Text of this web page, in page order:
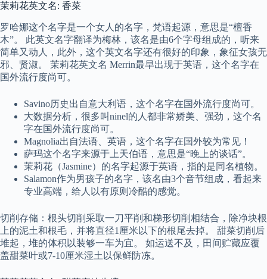
茉莉花英文名: 香菜
罗哈娜这个名字是一个女人的名字，梵语起源，意思是“檀香
木”。 此英文名字翻译为梅林，该名是由6个字母组成的，听来
简单又动人，此外，这个英文名字还有很好的印象，象征女孩无
邪、贤淑。 茉莉花英文名 Merrin最早出现于英语，这个名字在
国外流行度尚可。
Savino历史出自意大利语，这个名字在国外流行度尚可。
大数据分析，很多叫ninel的人都非常娇美、强劲，这个名
字在国外流行度尚可。
Magnolia出自法语、英语，这个名字在国外较为常见！
萨玛这个名字来源于上天伯语，意思是“晚上的谈话”。
茉莉花（Jasmine）的名字起源于英语，指的是同名植物。
Salamon作为男孩子的名字，该名由3个音节组成，看起来
专业高端，给人以有原则冷酷的感觉。
切削存储：根头切削采取一刀平削和梯形切削相结合，除净块根
上的泥土和根毛，并将直径1厘米以下的根尾去掉。 甜菜切削后
堆起，堆的体积以装够一车为宜。 如运送不及，田间贮藏应覆
盖甜菜叶或7-10厘米湿土以保鲜防冻。